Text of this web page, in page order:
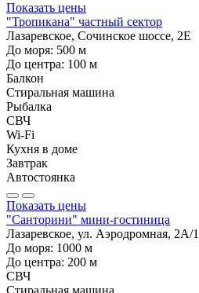
Показать цены
"Тропикана" частный сектор
Лазаревское, Сочинское шоссе, 2Е
До моря: 500 м
До центра: 100 м
Балкон
Стиральная машина
Рыбалка
СВЧ
Wi-Fi
Кухня в доме
Завтрак
Автостоянка
Показать цены
"Санторини" мини-гостиница
Лазаревское, ул. Аэродромная, 2А/1
До моря: 1000 м
До центра: 200 м
СВЧ